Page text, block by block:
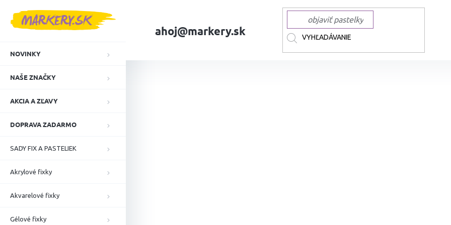
ahoj@markery.sk
NOVINKY
NAŠE ZNAČKY
AKCIA A ZĽAVY
DOPRAVA ZADARMO
SADY FIX A PASTELIEK
Akrylové fixky
Akvarelové fixky
Gélové fixky